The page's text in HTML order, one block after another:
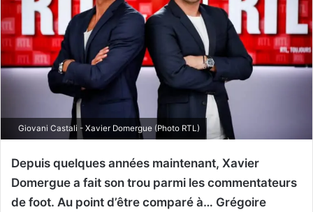
Giovani Castali - Xavier Domergue (Photo RTL)
Depuis quelques années maintenant, Xavier
Domergue a fait son trou parmi les commentateurs
de foot. Au point d’être comparé à… Grégoire